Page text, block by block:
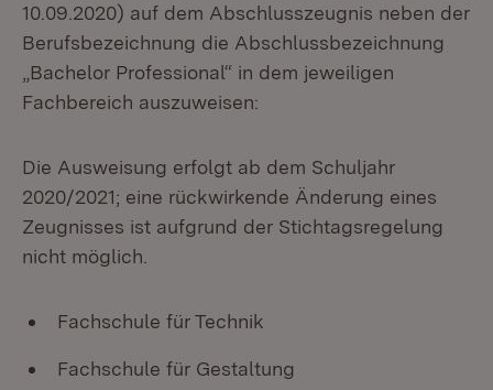
10.09.2020) auf dem Abschlusszeugnis neben der
Berufsbezeichnung die Abschlussbezeichnung
„Bachelor Professional“ in dem jeweiligen
Fachbereich auszuweisen:
Die Ausweisung erfolgt ab dem Schuljahr
2020/2021; eine rückwirkende Änderung eines
Zeugnisses ist aufgrund der Stichtagsregelung
nicht möglich.
Fachschule für Technik
Fachschule für Gestaltung